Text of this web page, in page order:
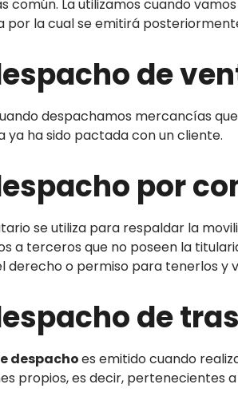
común. La utilizamos cuando
por la cual se emitirá
de
despachamos mercancías
ya ha sido pactada con un cliente.
por
se utiliza para respaldar la
a terceros que no poseen la
derecho o permiso para tenerlos y
de
despachoes emitido cuando
propios, es decir, pertenecientes